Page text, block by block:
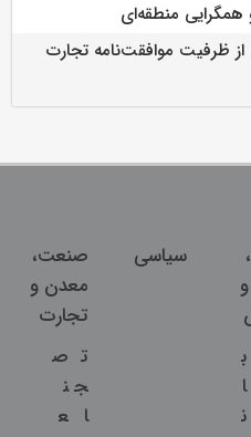
منطقه‌ای
ظرفیت موافقت‌نامه تجارت
ب
ا
ن
سیاسی
صنعت،
معدن و
تجارت
ت
ج
ا
ص
ن
ع